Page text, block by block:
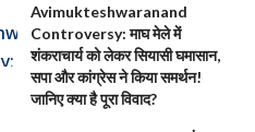
Avimukteshwaranand
Controversy: माघ मेले में
शंकराचार्य को लेकर सियासी घमासान,
सपा और कांग्रेस ने किया समर्थन!
जानिए क्या है पूरा विवाद?